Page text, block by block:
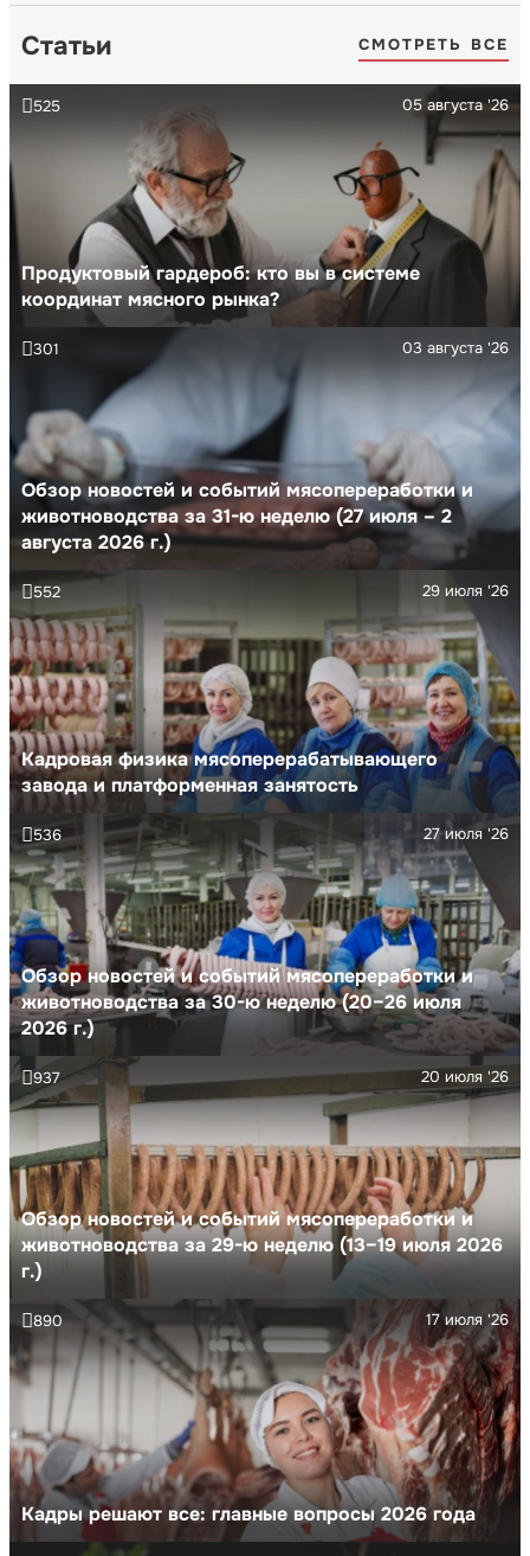
Статьи СМОТРЕТЬ ВСЕ
Продуктовый гардероб: кто вы в системе
координат мясного рынка?
05 августа '26
525
Обзор новостей и событий мясопереработки и
животноводства за 31-ю неделю (27 июля – 2
августа 2026 г.)
03 августа '26
301
Кадровая физика мясоперерабатывающего
завода и платформенная занятость
29 июля '26
552
Обзор новостей и событий мясопереработки и
животноводства за 30-ю неделю (20–26 июля
2026 г.)
27 июля '26
536
Обзор новостей и событий мясопереработки и
животноводства за 29-ю неделю (13–19 июля 2026
г.)
20 июля '26
937
Кадры решают все: главные вопросы 2026 года
17 июля '26
890